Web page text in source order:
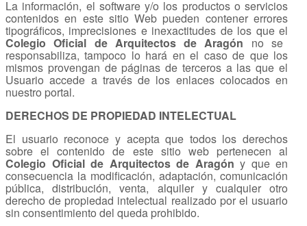
La información, el software y/o los productos o servicios
contenidos en este sitio Web pueden contener errores
tipográficos, imprecisiones e inexactitudes de los que el
Colegio Oficial de Arquitectos de Aragón no se
responsabiliza, tampoco lo hará en el caso de que los
mismos provengan de páginas de terceros a las que el
Usuario accede a través de los enlaces colocados en
nuestro portal.
DERECHOS DE PROPIEDAD INTELECTUAL
El usuario reconoce y acepta que todos los derechos
sobre el contenido de este sitio web pertenecen al
Colegio Oficial de Arquitectos de Aragón y que en
consecuencia la modificación, adaptación, comunicación
pública, distribución, venta, alquiler y cualquier otro
derecho de propiedad intelectual realizado por el usuario
sin consentimiento del queda prohibido.